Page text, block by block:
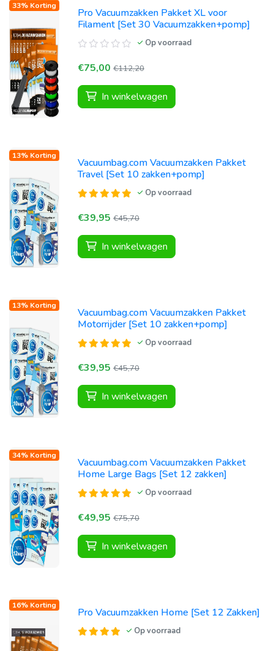
33% Korting
Pro Vacuumzakken Pakket XL voor
Filament [Set 30 Vacuumzakken+pomp]
Op voorraad
€75,00 €112,20
In winkelwagen
13% Korting
Vacuumbag.com Vacuumzakken Pakket
Travel [Set 10 zakken+pomp]
Op voorraad
€39,95 €45,70
In winkelwagen
13% Korting
Vacuumbag.com Vacuumzakken Pakket
Motorrijder [Set 10 zakken+pomp]
Op voorraad
€39,95 €45,70
In winkelwagen
34% Korting
Vacuumbag.com Vacuumzakken Pakket
Home Large Bags [Set 12 zakken]
Op voorraad
€49,95 €75,70
In winkelwagen
16% Korting
Pro Vacuumzakken Home [Set 12 Zakken]
Op voorraad